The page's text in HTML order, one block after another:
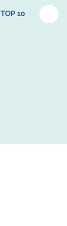
TOP 10